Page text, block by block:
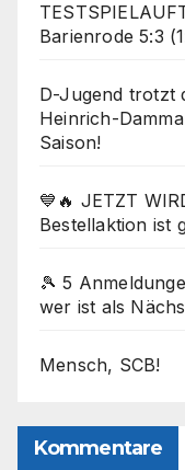
Barienrode 5:3
D-Jugend trotzt
Heinrich-
Saison!
💙🔥 JETZT
Bestellaktion ist
🎾 5
wer ist als
Mensch, SCB!
Kommentare